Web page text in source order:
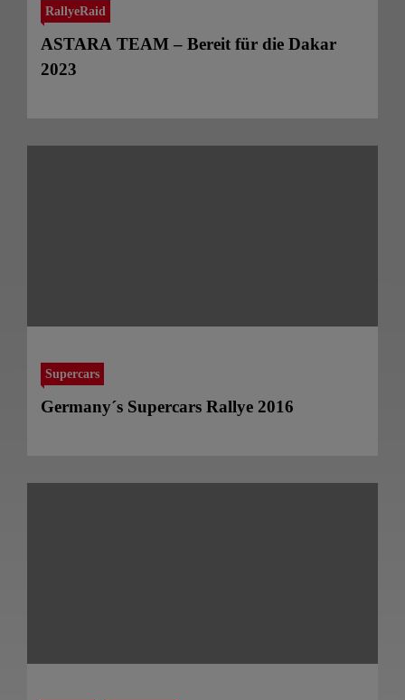
RallyeRaid
ASTARA TEAM – Bereit für die Dakar
2023
Supercars
Germany´s Supercars Rallye 2016